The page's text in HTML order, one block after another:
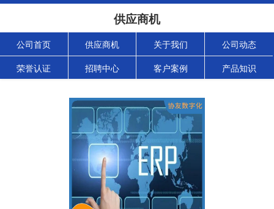
供应商机
公司首页 供应商机 关于我们 公司动态
荣誉认证 招聘中心 客户案例 产品知识